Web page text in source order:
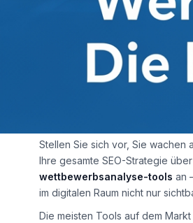
Optionen
Stellen Sie sich vor, Sie
Ihre gesamte SEO-Strategie
wettbewerbsanalyse-tools an
im digitalen Raum nicht nur
Die meisten Tools auf dem